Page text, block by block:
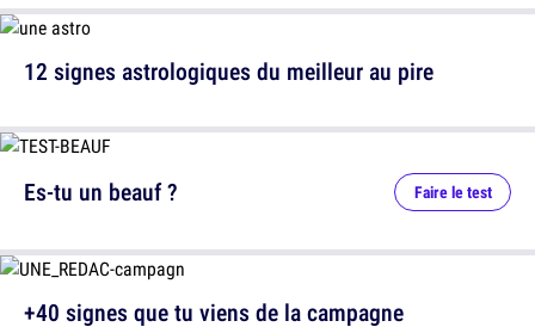
12 signes astrologiques du meilleur au pire
Es-tu un beauf ? Faire le test
+40 signes que tu viens de la campagne